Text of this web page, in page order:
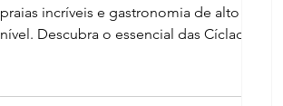
praias incríveis e gastronomia de alto
nível. Descubra o essencial das Cíclades